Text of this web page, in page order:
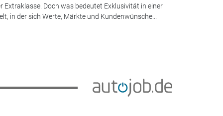
Extraklasse. Doch was bedeutet Exklusivität in einer
in der sich Werte, Märkte und Kundenwünsche...